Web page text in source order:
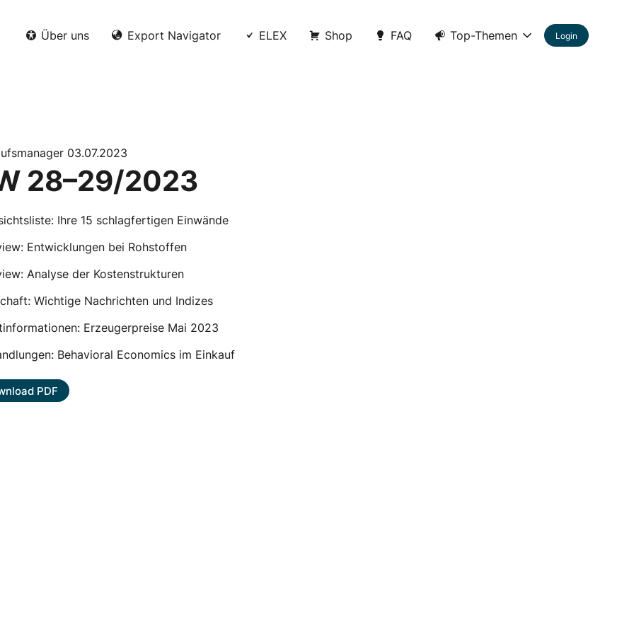
Über uns Export Navigator ELEX Shop FAQ Top-Themen Login
03.07.2023
28–29/2023
Ihre 15 schlagfertigen Einwände
Entwicklungen bei Rohstoffen
Analyse der Kostenstrukturen
Wichtige Nachrichten und Indizes
Erzeugerpreise Mai 2023
Behavioral Economics im Einkauf
PDF